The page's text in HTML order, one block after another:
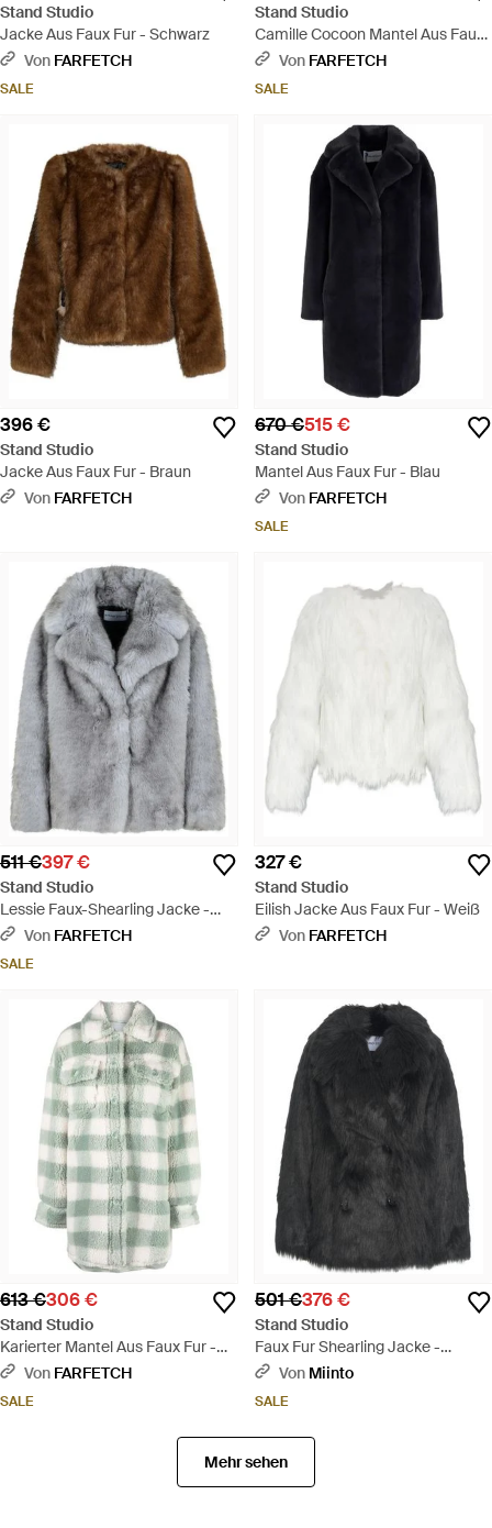
Stand Studio
Jacke Aus Faux Fur - Schwarz
Von FARFETCH
SALE
Stand Studio
Camille Cocoon Mantel Aus Faux
Fur - Blau
Von FARFETCH
SALE
396 €
Stand Studio
Jacke Aus Faux Fur - Braun
Von FARFETCH
670 €515 €
Stand Studio
Mantel Aus Faux Fur - Blau
Von FARFETCH
SALE
511 €397 €
Stand Studio
Lessie Faux-Shearling Jacke -
GrauVon FARFETCH
SALE
327 €
Stand Studio
Eilish Jacke Aus Faux Fur - Weiß
Von FARFETCH
613 €306 €
Stand Studio
Karierter Mantel Aus Faux Fur -
GrünVon FARFETCH
SALE
501 €376 €
Stand Studio
Faux Fur Shearling Jacke -
Schwarz
Von Miinto
SALE
Mehr sehen